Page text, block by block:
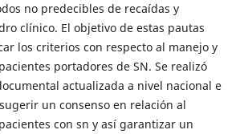
no predecibles de recaídas y
clínico. El objetivo de estas pautas
los criterios con respecto al manejo y
portadores de SN. Se realizó
actualizada a nivel nacional e
un consenso en relación al
con sn y así garantizar un